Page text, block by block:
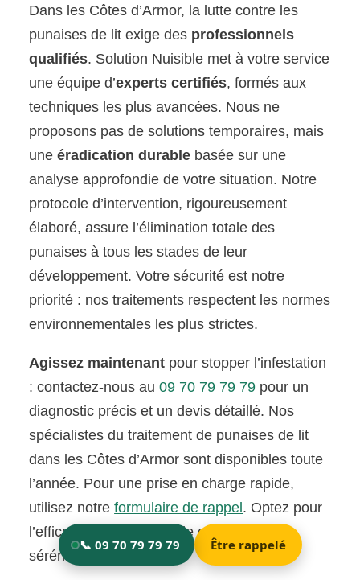
Dans les Côtes d’Armor, la lutte contre les
punaises de lit exige des professionnels
qualifiés. Solution Nuisible met à votre service
une équipe d’experts certifiés, formés aux
techniques les plus avancées. Nous ne
proposons pas de solutions temporaires, mais
uneéradication durable basée sur une
analyse approfondie de votre situation. Notre
protocole d’intervention, rigoureusement
élaboré, assure l’élimination totale des
punaises à tous les stades de leur
développement. Votre sécurité est notre
priorité : nos traitements respectent les normes
environnementales les plus strictes.
Agissez maintenant pour stopper l’infestation
: contactez-nous au09 70 79 79 79 pour un
diagnostic précis et un devis détaillé. Nos
spécialistes du traitement de punaises de lit
dans les Côtes d’Armor sont disponibles toute
l’année. Pour une prise en charge rapide,
utilisez notreformulaire de rappel . Optez pour
l’efficacité professionnelle et retrouvez la
sérénité chez vous.